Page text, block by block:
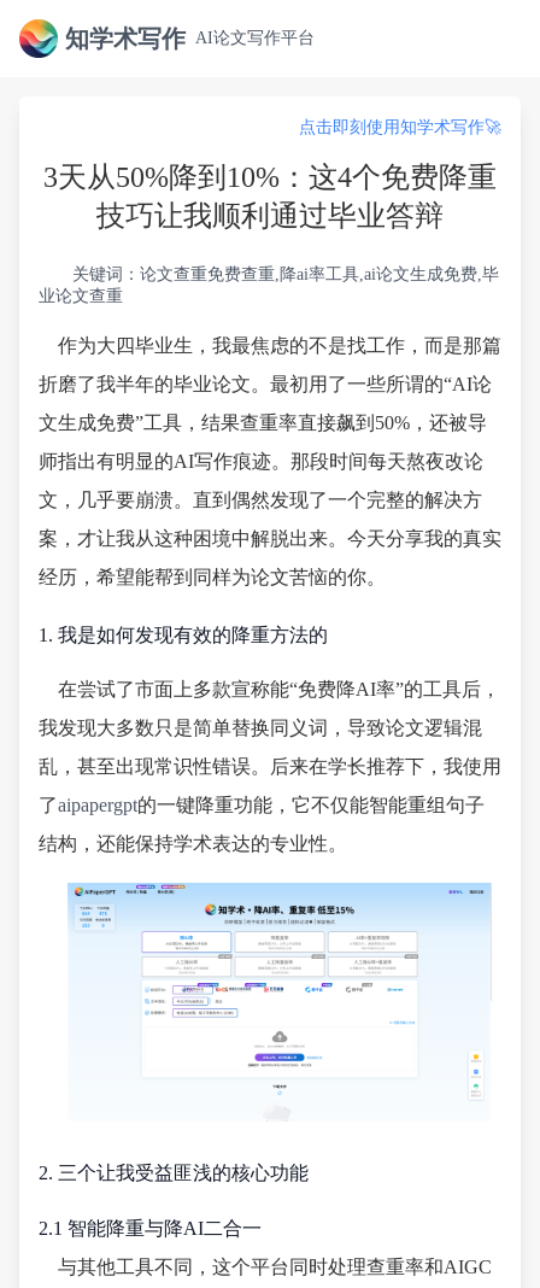
知学术写作 AI论文写作平台
点击即刻使用知学术写作🚀
3天从50%降到10%：这4个免费降重
技巧让我顺利通过毕业答辩
关键词：论文查重免费查重,降ai率工具,ai论文生成免费,毕
业论文查重
作为大四毕业生，我最焦虑的不是找工作，而是那篇
折磨了我半年的毕业论文。最初用了一些所谓的“AI论
文生成免费”工具，结果查重率直接飙到50%，还被导
师指出有明显的AI写作痕迹。那段时间每天熬夜改论
文，几乎要崩溃。直到偶然发现了一个完整的解决方
案，才让我从这种困境中解脱出来。今天分享我的真实
经历，希望能帮到同样为论文苦恼的你。
1. 我是如何发现有效的降重方法的
在尝试了市面上多款宣称能“免费降AI率”的工具后，
我发现大多数只是简单替换同义词，导致论文逻辑混
乱，甚至出现常识性错误。后来在学长推荐下，我使用
了aipapergpt的一键降重功能，它不仅能智能重组句子
结构，还能保持学术表达的专业性。
2. 三个让我受益匪浅的核心功能
2.1 智能降重与降AI二合一
与其他工具不同，这个平台同时处理查重率和AIGC